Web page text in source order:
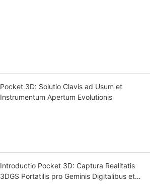
Pocket 3D: Solutio Clavis ad Usum et
Instrumentum Apertum Evolutionis
Introductio Pocket 3D: Captura Realitatis
3DGS Portatilis pro Geminis Digitalibus et